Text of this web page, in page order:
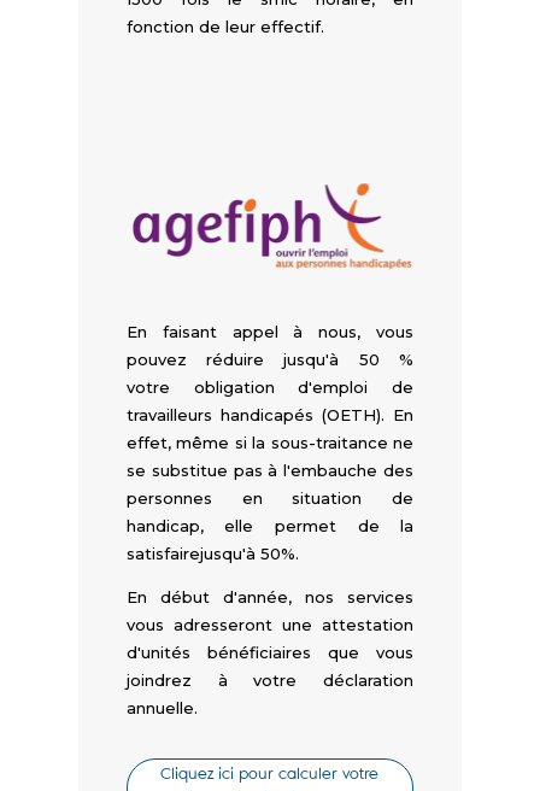
fonction de leur effectif.
En faisant appel à nous,
vous
pouvez réduire jusqu'à 50 %
votre obligation d'emploi de
travailleurs handicapés (OETH). En
effet, même si la sous-traitance ne
se substitue pas à l'embauche des
personnes en situation de
handicap, elle permet de la
satisfairejusqu'à 50%.
En début d'année, nos services
vous adresseront une attestation
d'unités bénéficiaires que vous
joindrez à votre déclaration
annuelle.
Cliquez ici pour calculer votre